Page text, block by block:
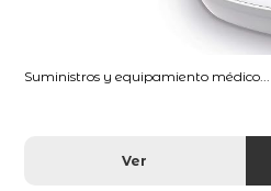
Suministros y equipamiento médico...
Ver